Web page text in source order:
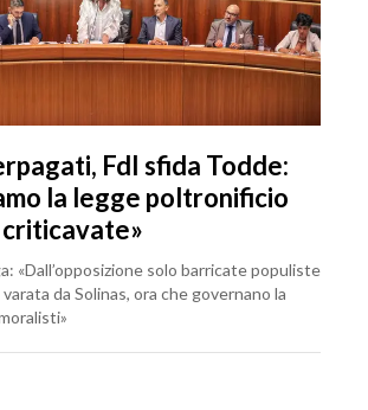
FdI sfida Todde:
la legge poltronificio
«Dall’opposizione solo barricate populiste
da Solinas, ora che governano la